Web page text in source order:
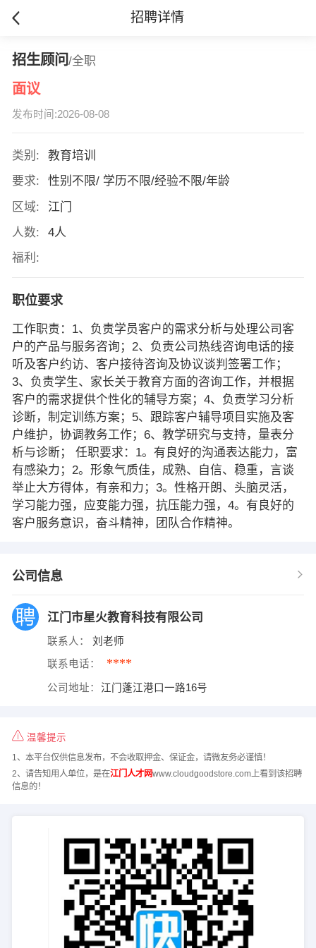
招聘详情
招生顾问/全职
面议
发布时间:2026-08-08
类别:
教育培训
要求:
性别不限/ 学历不限/经验不限/年龄
区域:
江门
人数:
4人
福利:
职位要求
工作职责：1、负责学员客户的需求分析与处理公司客
户的产品与服务咨询；2、负责公司热线咨询电话的接
听及客户约访、客户接待咨询及协议谈判签署工作；
3、负责学生、家长关于教育方面的咨询工作，并根据
客户的需求提供个性化的辅导方案；4、负责学习分析
诊断，制定训练方案；5、跟踪客户辅导项目实施及客
户维护，协调教务工作；6、教学研究与支持，量表分
析与诊断； 任职要求：1。有良好的沟通表达能力，富
有感染力；2。形象气质佳，成熟、自信、稳重，言谈
举止大方得体，有亲和力；3。性格开朗、头脑灵活，
学习能力强，应变能力强，抗压能力强，4。有良好的
客户服务意识，奋斗精神，团队合作精神。
公司信息
江门市星火教育科技有限公司
联系人： 刘老师
联系电话： ****
公司地址： 江门蓬江港口一路16号
温馨提示
1、本平台仅供信息发布，不会收取押金、保证金，请微友务必谨慎！
2、请告知用人单位，是在江门人才网www.cloudgoodstore.com上看到该招聘
信息的！